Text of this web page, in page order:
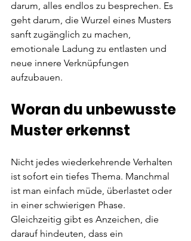
darum, alles endlos zu besprechen. Es
geht darum, die Wurzel eines Musters
sanft zugänglich zu machen,
emotionale Ladung zu entlasten und
neue innere Verknüpfungen
aufzubauen.
Woran du unbewusste
Muster erkennst
Nicht jedes wiederkehrende Verhalten
ist sofort ein tiefes Thema. Manchmal
ist man einfach müde, überlastet oder
in einer schwierigen Phase.
Gleichzeitig gibt es Anzeichen, die
darauf hindeuten, dass ein